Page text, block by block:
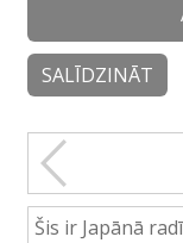
SALĪDZINĀT
Šis ir Japānā